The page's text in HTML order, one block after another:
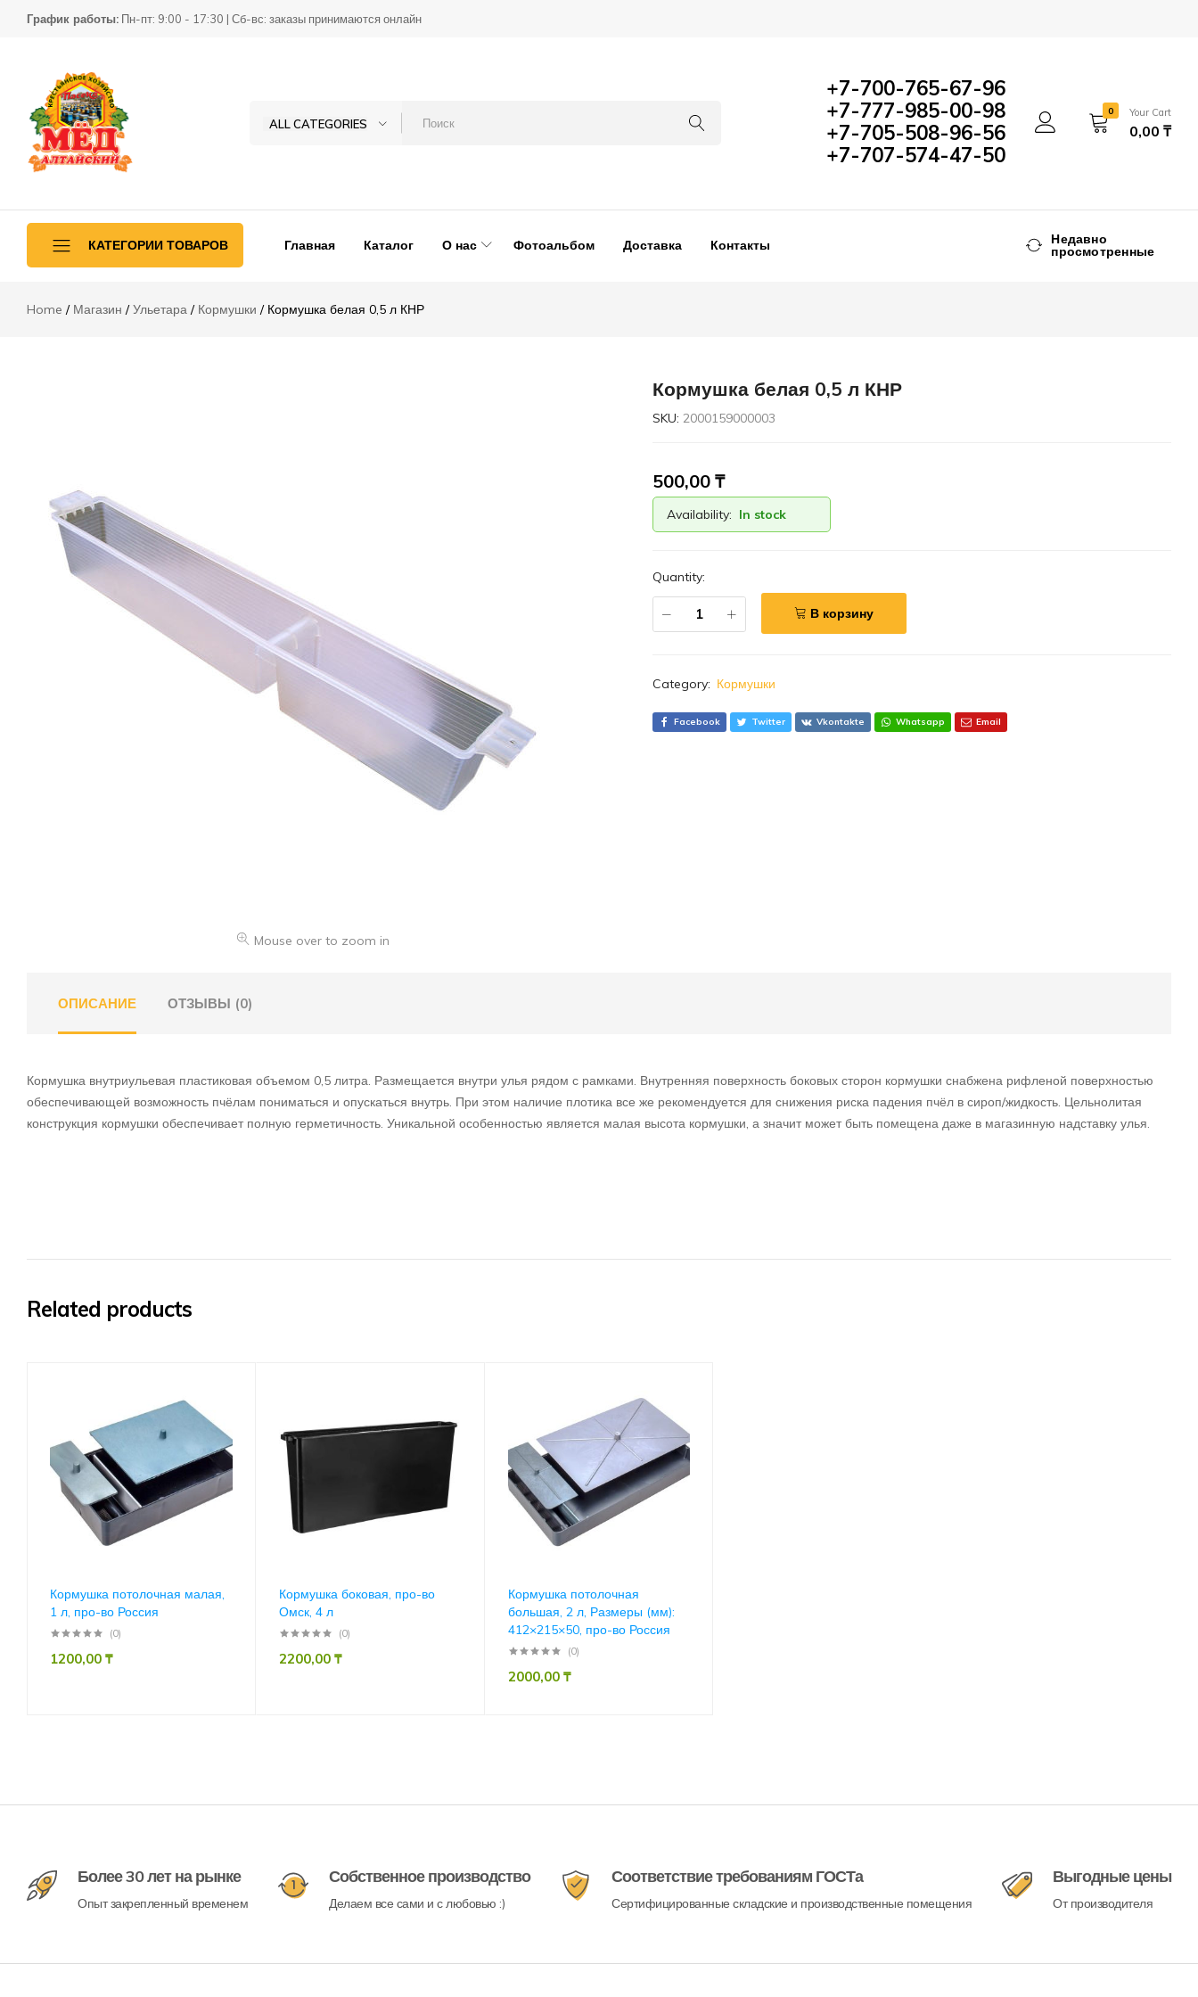
График работы: Пн-пт: 9:00 - 17:30 | Сб-вс: заказы принимаются онлайн
для
пчеловодства
Пасека
ALL CATEGORIES
+7-700-765-67-96
+7-777-985-00-98
+7-705-508-96-56
+7-707-574-47-50
0 Your Cart
0,00 ₸
КАТЕГОРИИ ТОВАРОВ
Откачка мёда
Работа с воском
Работа с рамками
Главная Каталог О нас Фотоальбом Доставка Контакты Недавно
просмотренные
Home Магазин Ульетара Кормушки Кормушка белая 0,5 л КНР
Mouse over to zoom in
Кормушка белая 0,5 л КНР
SKU: 2000159000003
500,00 ₸
Availability: In stock
Quantity:
В корзину
Category: Кормушки
Facebook Twitter Vkontakte Whatsapp Email
ОПИСАНИЕ ОТЗЫВЫ (0)
Кормушка внутриульевая пластиковая объемом 0,5 литра. Размещается внутри улья рядом с рамками. Внутренняя поверхность боковых сторон кормушки снабжена рифленой поверхностью
обеспечивающей возможность пчёлам пониматься и опускаться внутрь. При этом наличие плотика все же рекомендуется для снижения риска падения пчёл в сироп/жидкость. Цельнолитая
конструкция кормушки обеспечивает полную герметичность. Уникальной особенностью является малая высота кормушки, а значит может быть помещена даже в магазинную надставку улья.
Related products
Кормушка потолочная малая,
1 л, про-во Россия
(0)
1200,00 ₸
Кормушка боковая, про-во
Омск, 4 л
(0)
2200,00 ₸
Кормушка потолочная
большая, 2 л, Размеры (мм):
412×215×50, про-во Россия
(0)
2000,00 ₸
Более 30 лет на рынке
Опыт закрепленный временем
Собственное производство
Делаем все сами и с любовью :)
Соответствие требованиям ГОСТа
Сертифицированные складские и производственные помещения
Выгодные цены
От производителя
Кормушка белая 0,5 л КНР